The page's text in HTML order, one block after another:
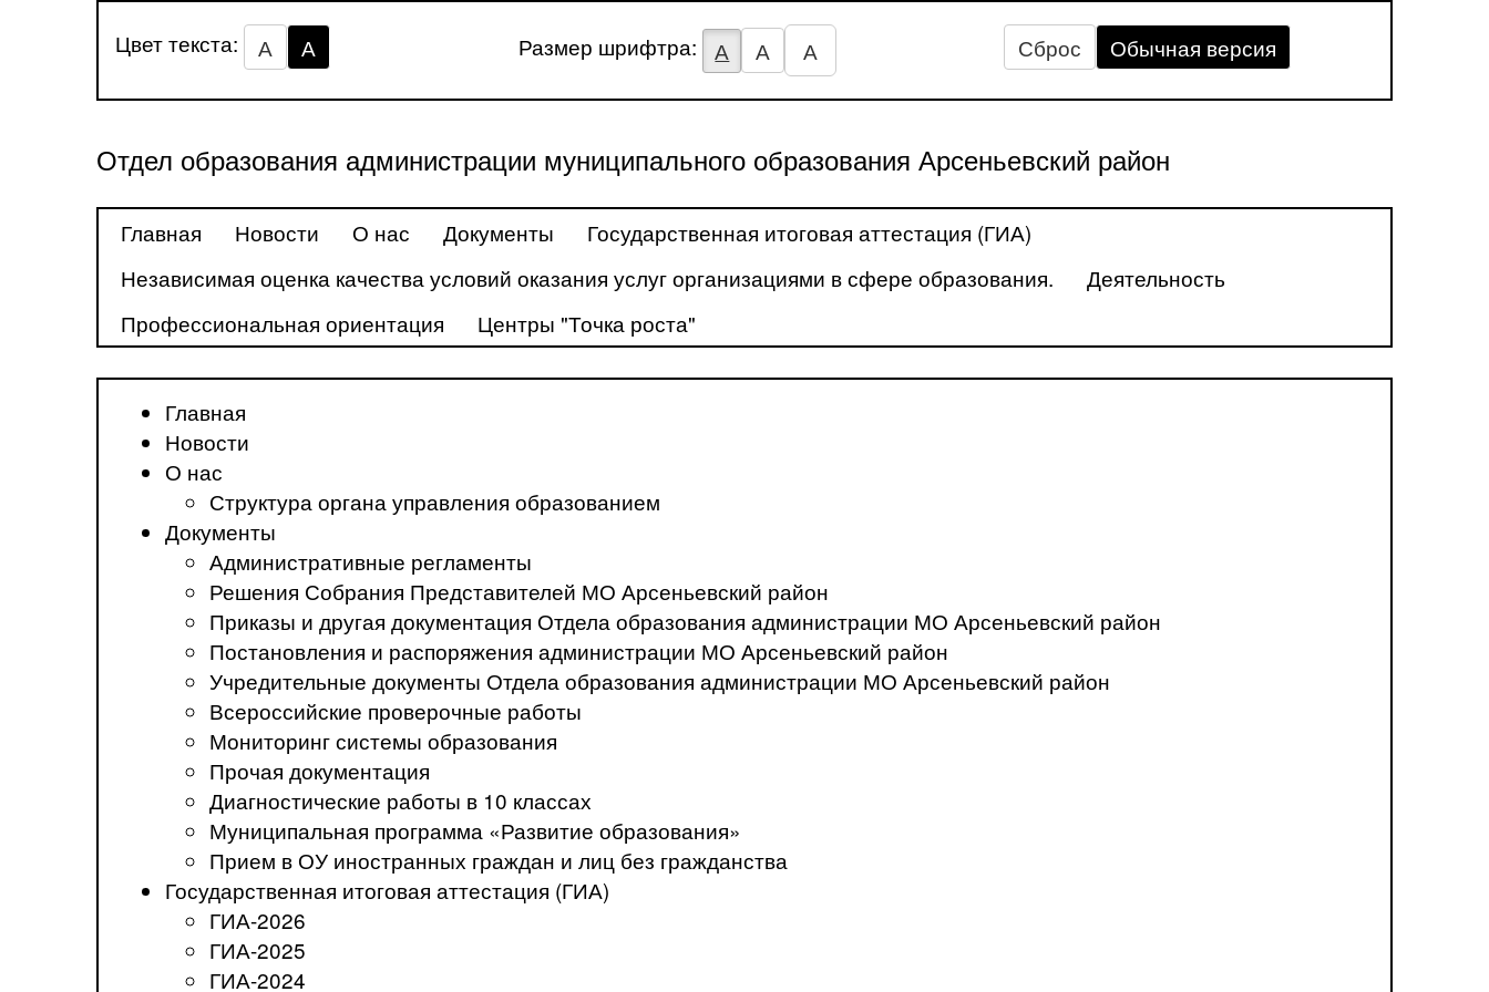
Цвет текста: А А Размер шрифтра: А А А Сброс Обычная версия
Отдел образования администрации муниципального образования Арсеньевский район
Главная Новости О нас Документы
Государственная итоговая аттестация (ГИА)
Независимая оценка качества условий оказания услуг организациями в сфере образования.
Деятельность
Профессиональная ориентация
Центры "Точка роста"
Главная
Новости
О нас
Структура органа управления образованием
Документы
Административные регламенты
Решения Собрания Представителей МО Арсеньевский район
Приказы и другая документация Отдела образования администрации МО Арсеньевский район
Постановления и распоряжения администрации МО Арсеньевский район
Учредительные документы Отдела образования администрации МО Арсеньевский район
Всероссийские проверочные работы
Мониторинг системы образования
Прочая документация
Диагностические работы в 10 классах
Муниципальная программа «Развитие образования»
Прием в ОУ иностранных граждан и лиц без гражданства
Государственная итоговая аттестация (ГИА)
ГИА-2026
ГИА-2025
ГИА-2024